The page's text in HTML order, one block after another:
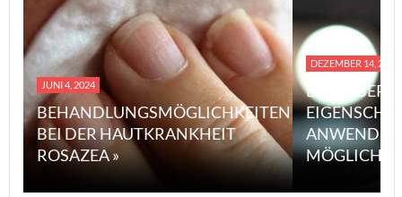
JUNI 4, 2024
BEHANDLUNGSMÖGLICHKEITEN
BEI DER HAUTKRANKHEIT
ROSAZEA »
DEZEMBER 14, 2023
EINE
MÖGLICHE